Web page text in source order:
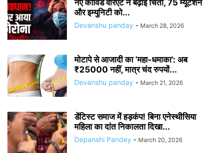
नए कोविड वैरिएंट ने बढ़ाई चिंता, 75 म्यूटेशन
और इम्युनिटी को...
Devanshu panday - March 28, 2026
मोटापे से आजादी का ‘महा-धमाका’: अब
₹25000 नहीं, मात्र चंद रुपयों...
Devanshu panday - March 21, 2026
डेंटिस्ट समाज में हड़कंप! बिना एनेस्थीसिया
महिला का दांत निकालता दिखा...
Depanshi Pandey - March 20, 2026